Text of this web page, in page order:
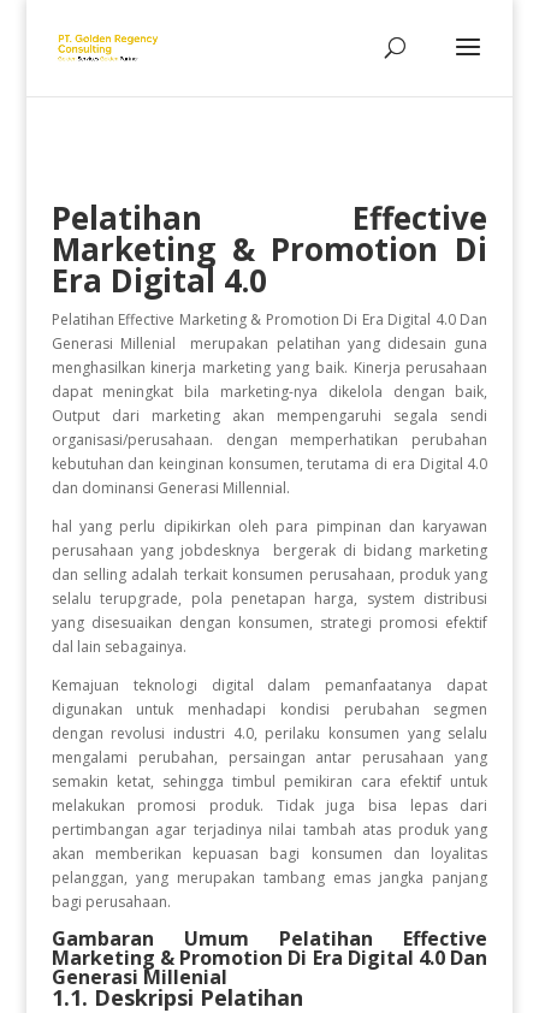
Pelatihan Effective
Marketing & Promotion Di
Era Digital 4.0
Pelatihan Effective Marketing & Promotion Di Era Digital 4.0 Dan
Generasi Millenial
merupakan pelatihan yang didesain guna
menghasilkan kinerja marketing yang baik. Kinerja perusahaan
dapat meningkat bila marketing-nya dikelola dengan baik,
Output dari marketing akan mempengaruhi segala sendi
organisasi/perusahaan. dengan memperhatikan perubahan
kebutuhan dan keinginan konsumen, terutama di era Digital 4.0
dan dominansi Generasi Millennial.
hal yang perlu dipikirkan oleh para pimpinan dan karyawan
perusahaan yang jobdesknya bergerak di bidang marketing
dan selling adalah terkait konsumen perusahaan, produk yang
selalu terupgrade, pola penetapan harga, system distribusi
yang disesuaikan dengan konsumen, strategi promosi efektif
dal lain sebagainya.
Kemajuan teknologi digital dalam pemanfaatanya dapat
digunakan untuk menhadapi kondisi perubahan segmen
dengan revolusi industri 4.0, perilaku konsumen yang selalu
mengalami perubahan, persaingan antar perusahaan yang
semakin ketat, sehingga timbul pemikiran cara efektif untuk
melakukan promosi produk. Tidak juga bisa lepas dari
pertimbangan agar terjadinya nilai tambah atas produk yang
akan memberikan kepuasan bagi konsumen dan loyalitas
pelanggan, yang merupakan tambang emas jangka panjang
bagi perusahaan.
Gambaran Umum Pelatihan Effective
Marketing & Promotion Di Era Digital 4.0 Dan
Generasi Millenial
1.1. Deskripsi Pelatihan